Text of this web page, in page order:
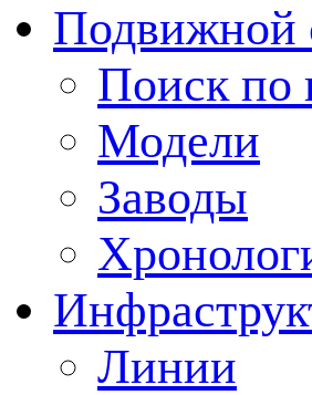
Подвижной
Поиск по
Модели
Заводы
Линии